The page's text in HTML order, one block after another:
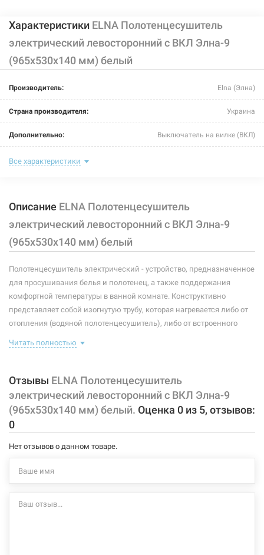
Характеристики ELNA Полотенцесушитель
электрический левосторонний с ВКЛ Элна-9
(965х530х140 мм) белый
Производитель: Elna (Элна)
Страна производителя: Украина
Дополнительно: Выключатель на вилке (ВКЛ)
Цвет:
Глубина:
Высота:
Мощность: 144 Вт
Тип крепления: стационарный
Тип подключения: левосторонний
Материал корпуса:
Все характеристики
Описание ELNA Полотенцесушитель
электрический левосторонний с ВКЛ Элна-9
(965х530х140 мм) белый
Полотенцесушитель электрический - устройство, предназначенное
для просушивания белья и полотенец, а также поддержания
комфортной температуры в ванной комнате. Конструктивно
представляет собой изогнутую трубу, которая нагревается либо от
отопления (водяной полотенцесушитель), либо от встроенного
правильно подобранный полотенцесушитель станет
Характеристики и конфигурация изделия, а также комплектация
товара могут изменяться производителем без уведомления. За
внесенные производителем изменения, магазин ответственности
не несет.
Читать полностью
Отзывы ELNA Полотенцесушитель
электрический левосторонний с ВКЛ Элна-9
(965х530х140 мм) белый. Оценка 0 из 5, отзывов:
0
Нет отзывов о данном товаре.